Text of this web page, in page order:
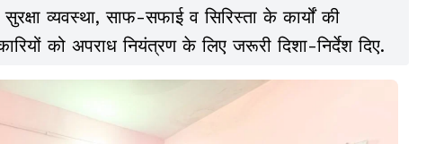
सुरक्षा व्यवस्था, साफ-सफाई व सिरिस्ता के कार्यों की
को अपराध नियंत्रण के लिए जरूरी दिशा-निर्देश दिए.